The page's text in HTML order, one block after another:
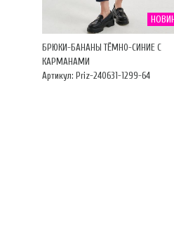
БРЮКИ-БАНАНЫ ТЁМНО-СИНИЕ С
КАРМАНАМИ
Артикул: Priz-240631-1299-64